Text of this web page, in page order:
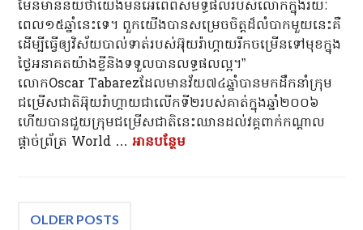
មែនមានន័យថាយើងមិនអើពើពីសមទ្ធិផលរបស់លោកក្នុងរយៈ
ពេល១៥ឆ្នាំនេះទេ។ ពួកយើងបានសម្រេចចិត្តដ៏លំបាកមួយនេះគឺ
ដើម្បីធ្វើឲ្យវិស័យបាល់ទាត់របស់អ៊ុយរ៉ាហ្គាយរីកចម្រើនទៅមុខក្នុង
ថ្ងៃអនាគតយ៉ាងខ្លីនិងទទួលបានលទ្ធផលល្អ។” ​
លោកOscar Tabarezដែលមានវ័យ៧៤ឆ្នាំបានមកដឹកនាំក្រុម
ជម្រើសជាតិអ៊ុយរ៉ាហ្គាយជាលើកទី២របស់គាត់ក្នុងឆ្នាំ២០០៦
ហើយបានជួយក្រុមជម្រើសជាតិនេះឈានដល់វគ្គពាក់កណ្តាល
ផ្តាច់ព្រ័ត្រ World …អាន​បន្ថែម
Posts
OLDER POSTS